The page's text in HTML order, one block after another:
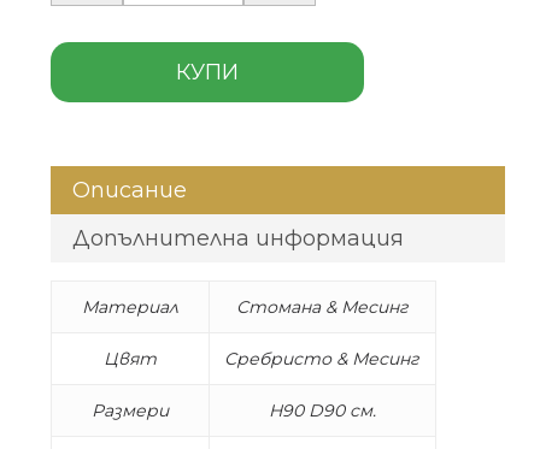
КУПИ
Описание
Допълнителна информация
Материал Стомана & Месинг
Цвят Сребристо & Месинг
Размери H90 D90 см.